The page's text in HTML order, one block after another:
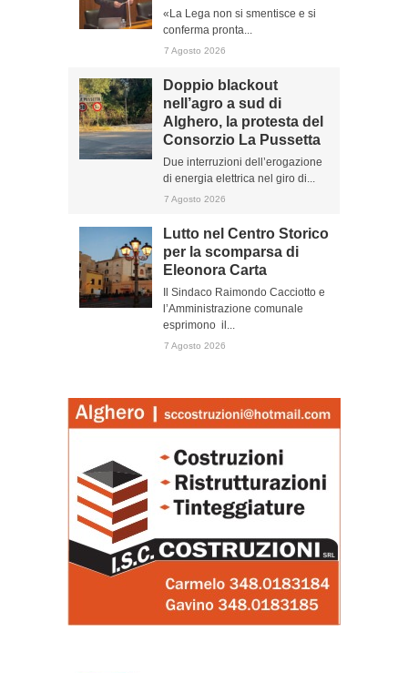
«La Lega non si smentisce e si
conferma pronta...
7 Agosto 2026
Doppio blackout
nell’agro a sud di
Alghero, la protesta del
Consorzio La Pussetta
Due interruzioni dell’erogazione
di energia elettrica nel giro di...
7 Agosto 2026
Lutto nel Centro Storico
per la scomparsa di
Eleonora Carta
Il Sindaco Raimondo Cacciotto e
l’Amministrazione comunale
esprimono il...
7 Agosto 2026